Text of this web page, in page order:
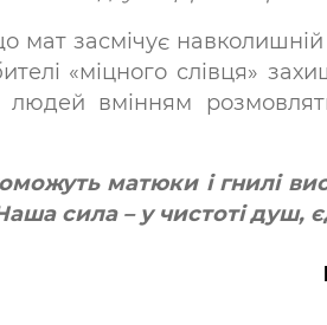
засмічує навколишній
«міцного слівця»
людей вмінням
матюки і гнилі
сила – у чистоті душ,